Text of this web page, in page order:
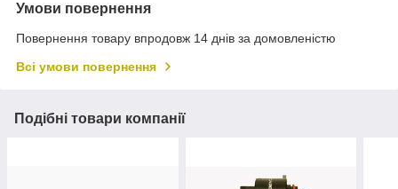
Умови повернення
Повернення товару впродовж 14 днів за домовленістю
Всі умови повернення
Подібні товари компанії